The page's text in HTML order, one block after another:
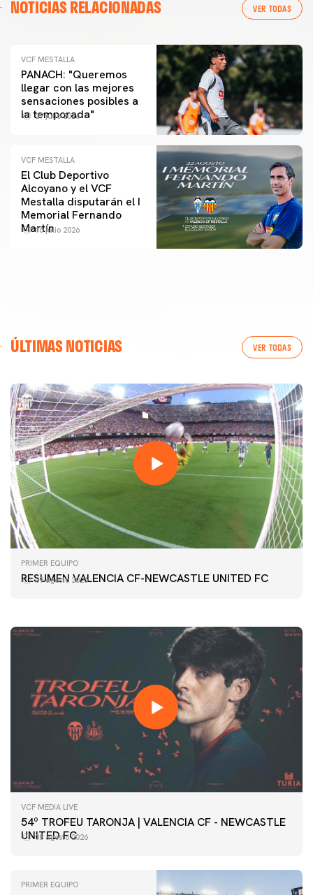
NOTICIAS RELACIONADAS VER TODAS
VCF MESTALLA
PANACH: "Queremos
llegar con las mejores
sensaciones posibles a
la temporada"
27 julio 2026
VCF MESTALLA
El Club Deportivo
Alcoyano y el VCF
Mestalla disputarán el I
Memorial Fernando
Martín
16 julio 2026
ÚLTIMAS NOTICIAS VER TODAS
PRIMER EQUIPO
RESUMEN VALENCIA CF-NEWCASTLE UNITED FC
09 agosto 2026
PRIMER EQUIPO
GALERÍA | VALENCIA CF - NEWCASTLE UNITED FC
54ª EDICIÓN TROFEU TARONJA
VCF MEDIA LIVE
54º TROFEU TARONJA | VALENCIA CF - NEWCASTLE
UNITED FC
08 agosto 2026
PRIMER EQUIPO